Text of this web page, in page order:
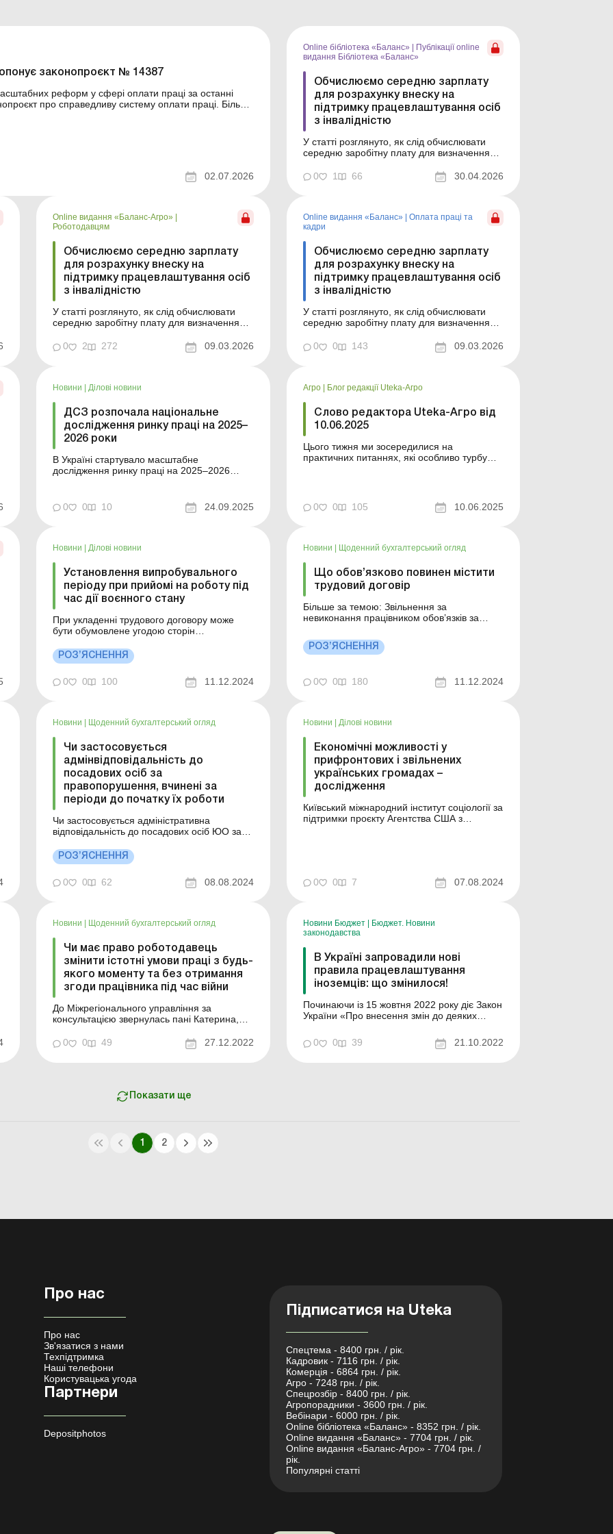
законопроєкт № 14387
реформ у сфері оплати праці за останні
про справедливу систему оплати праці. Більше
02.07.2026
Online бібліотека «Баланс»
Публікації online
видання Бібліотека «Баланс»
Обчислюємо середню зарплату
для розрахунку внеску на
підтримку працевлаштування осіб
з інвалідністю
У статті розглянуто, як слід обчислювати
середню заробітну плату для визначення
працевлаштування осіб з інвалідністю згідно
з постановою КМУ, затвердженою у лютому
Спецтема «Норматив із працевлаштування
осіб з інвалідн...
0 1 66 30.04.2026
Online видання «Баланс-Агро»
Роботодавцям
Обчислюємо середню зарплату
для розрахунку внеску на
підтримку працевлаштування осіб
з інвалідністю
У статті розглянуто, як слід обчислювати
середню заробітну плату для визначення
працевлаштування осіб з інвалідністю згідно
з постановою КМУ, затвердженою у лютому
правила виконання роботодавцями ...
0 2 272 09.03.2026
Online видання «Баланс»
Оплата праці та
кадри
Обчислюємо середню зарплату
для розрахунку внеску на
підтримку працевлаштування осіб
з інвалідністю
У статті розглянуто, як слід обчислювати
середню заробітну плату для визначення
працевлаштування осіб з інвалідністю згідно
з постановою КМУ, затвердженою у лютому
виконання роботодавцями норма...
0 0 143 09.03.2026
Новини | Ділові новини
ДСЗ розпочала національне
дослідження ринку праці на 2025–
2026 роки
В Україні стартувало масштабне
дослідження ринку праці на 2025–2026
повинен роботодавець займатися пошуком
працівників з інвалідністю для виконання
0 0 10 24.09.2025
Агро | Блог редакції Uteka-Агро
Слово редактора Uteka-Агро від
10.06.2025
Цього тижня ми зосередилися на
практичних питаннях, які особливо турбують
працевлаштування переселенців, оренда
приміщень, отриманих у позичку. А ще –
0 0 105 10.06.2025
Новини | Ділові новини
Установлення випробувального
періоду при прийомі на роботу під
час дії воєнного стану
При укладенні трудового договору може
бути обумовлене угодою сторін
відповідності працівника роботі, яка йому
доручається. Умова про випробування має
бути застережена в наказі чи розпорядженні
про прийняття на роботу. В період
РОЗ’ЯСНЕННЯ
0 0 100 11.12.2024
Новини | Щоденний бухгалтерський огляд
Що обов’язково повинен містити
трудовий договір
Більше за темою: Звільнення за
невиконання працівником обов’язків за
розпорядку (Не)поновлення дії трудового
договору під час призупинення
Центрально-Західне міжрегіональне
РОЗ’ЯСНЕННЯ
0 0 180 11.12.2024
Новини Щоденний бухгалтерський огляд
Чи застосовується
адмінвідповідальність до
посадових осіб за
правопорушення, вчинені за
періоди до початку їх роботи
Чи застосовується адміністративна
відповідальність до посадових осіб ЮО за
періоди, які не належали до їх роботи?
Відповідно до ч. 8 ст. 9 Закону від
16.07.1999 № 996-ХIV «Про бухгалтерський
облік та фінансову звітність в Україні» від...
РОЗ’ЯСНЕННЯ
0 0 62 08.08.2024
Новини Ділові новини
Економічні можливості у
прифронтових і звільнених
українських громадах –
дослідження
Київський міжнародний інститут соціології за
підтримки проєкту Агентства США з
травня по ...
0 0 7 07.08.2024
Новини Щоденний бухгалтерський огляд
Чи має право роботодавець
змінити істотні умови праці з будь-
якого моменту та без отримання
згоди працівника під час війни
До Міжрегіонального управління за
консультацією звернулась пані Катерина,
переведення на іншу роботу на тому ж
підприємстві, без надання згоди, під час дії
0 0 49 27.12.2022
Новини Бюджет
Бюджет. Новини
законодавства
В Україні запровадили нові
правила працевлаштування
іноземців: що змінилося!
Починаючи із 15 жовтня 2022 року діє Закон
України «Про внесення змін до деяких
іноземців та осіб без громадянства в Україні
і надання послуг з посередництва у
0 0 39 21.10.2022
Показати ще
1 2
Про нас
Про нас
Зв'язатися з нами
Техпідтримка
Наші телефони
Користувацька угода
Партнери
Depositphotos
Підписатися на Uteka
Спецтема - 8400 грн. / рік.
Кадровик - 7116 грн. / рік.
Комерція - 6864 грн. / рік.
Агро - 7248 грн. / рік.
Спецрозбір - 8400 грн. / рік.
Агропорадники - 3600 грн. / рік.
Вебінари - 6000 грн. / рік.
Online бібліотека «Баланс» - 8352 грн. / рік.
Online видання «Баланс» - 7704 грн. / рік.
Online видання «Баланс-Агро» - 7704 грн. /
рік.
Популярні статті